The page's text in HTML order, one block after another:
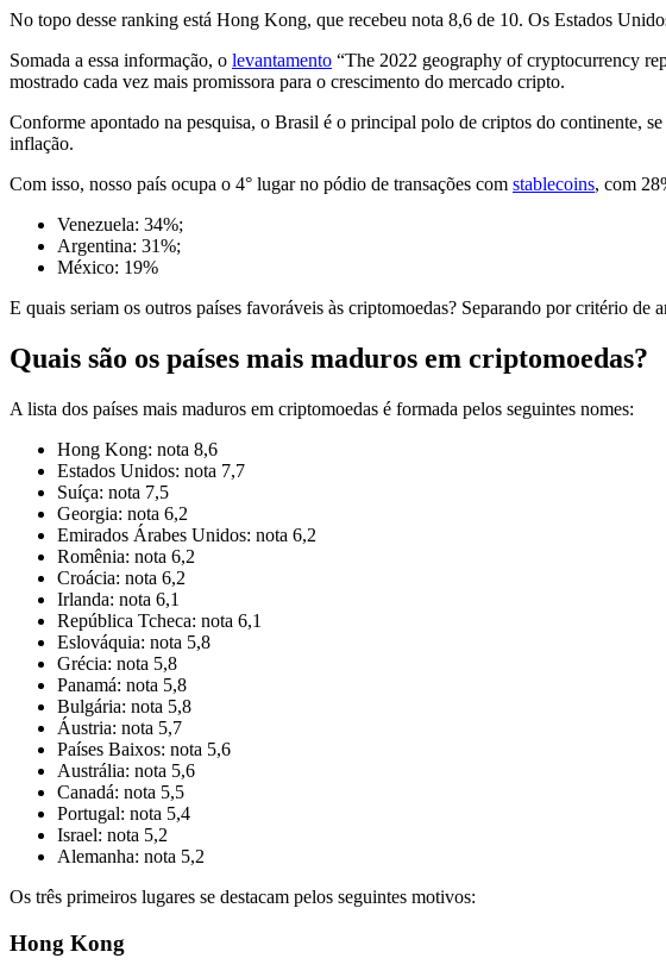
No topo desse ranking está Hong Kong, que recebeu nota 8,6 de 10. Os Estados
Somada a essa informação, o levantamento “The 2022 geography of cryptocurrency
mostrado cada vez mais promissora para o crescimento do mercado cripto.
Conforme apontado na pesquisa, o Brasil é o principal polo de criptos do continente,
inflação.
Com isso, nosso país ocupa o 4° lugar no pódio de transações com stablecoins, com
Venezuela: 34%;
Argentina: 31%;
México: 19%
E quais seriam os outros países favoráveis às criptomoedas? Separando por critério de
Quais são os países mais maduros em criptomoedas?
A lista dos países mais maduros em criptomoedas é formada pelos seguintes nomes:
Hong Kong: nota 8,6
Estados Unidos: nota 7,7
Suíça: nota 7,5
Georgia: nota 6,2
Emirados Árabes Unidos: nota 6,2
Romênia: nota 6,2
Croácia: nota 6,2
Irlanda: nota 6,1
República Tcheca: nota 6,1
Eslováquia: nota 5,8
Grécia: nota 5,8
Panamá: nota 5,8
Bulgária: nota 5,8
Áustria: nota 5,7
Países Baixos: nota 5,6
Austrália: nota 5,6
Canadá: nota 5,5
Portugal: nota 5,4
Israel: nota 5,2
Alemanha: nota 5,2
Os três primeiros lugares se destacam pelos seguintes motivos:
Hong Kong